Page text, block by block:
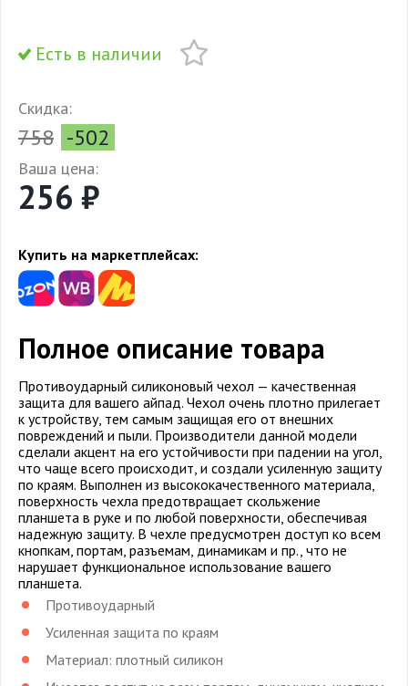
Есть в наличии
Скидка:
758 -502
Ваша цена:
256 ₽
Купить на маркетплейсах:
Полное описание товара
Противоударный силиконовый чехол — качественная
защита для вашего айпад. Чехол очень плотно прилегает
к устройству, тем самым защищая его от внешних
повреждений и пыли. Производители данной модели
сделали акцент на его устойчивости при падении на угол,
что чаще всего происходит, и создали усиленную защиту
по краям. Выполнен из высококачественного материала,
поверхность чехла предотвращает скольжение
планшета в руке и по любой поверхности, обеспечивая
надежную защиту. В чехле предусмотрен доступ ко всем
кнопкам, портам, разъемам, динамикам и пр., что не
нарушает функциональное использование вашего
планшета.
Противоударный
Усиленная защита по краям
Материал: плотный силикон